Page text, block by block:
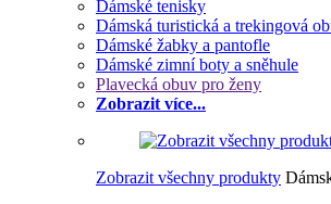
Dámské tenisky
Dámská turistická a trekingová
Dámské žabky a pantofle
Dámské zimní boty a sněhule
Plavecká obuv pro ženy
Zobrazit více...
Zobrazit všechny produkty